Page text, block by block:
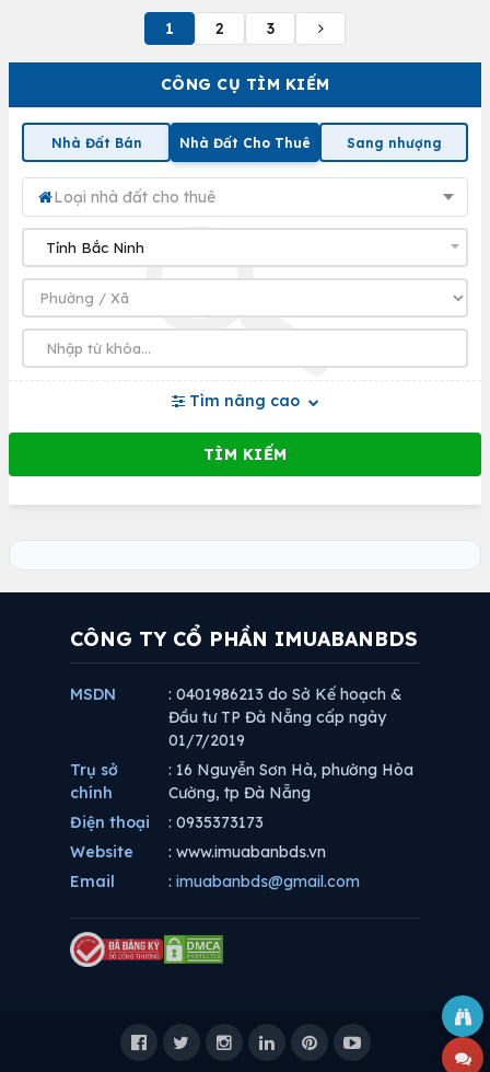
CÔNG CỤ TÌM KIẾM
Nhà Đất Bán Nhà Đất Cho Thuê Sang nhượng
Loại nhà đất cho thuê
Tìm nâng cao
1 2 3
CÔNG TY CỔ PHẦN IMUABANBDS
MSDN
: 0401986213 do Sở Kế hoạch &
Đầu tư TP Đà Nẵng cấp ngày
01/7/2019
Trụ sở
chính
: 16 Nguyễn Sơn Hà, phường Hòa
Cường, tp Đà Nẵng
Điện thoại
: 0935373173
Website
: www.imuabanbds.vn
Email
: imuabanbds@gmail.com